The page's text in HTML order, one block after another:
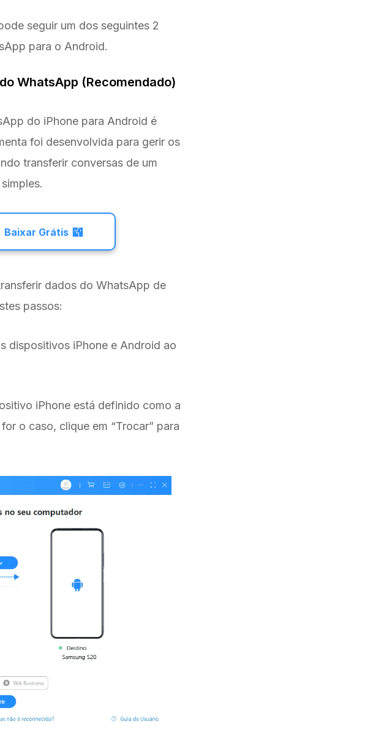
seguir um dos seguintes 2
para o Android.
WhatsApp (Recomendado)
do iPhone para Android é
foi desenvolvida para gerir os
transferir conversas de um
Baixar Grátis
dados do WhatsApp de
passos:
dispositivos iPhone e Android ao
iPhone está definido como a
o caso, clique em “Trocar” para